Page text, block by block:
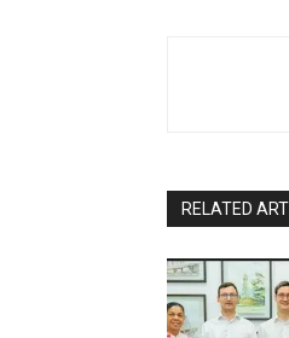
RELATED